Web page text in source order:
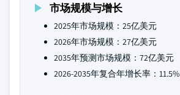
市场规模与增长
2025年市场规模：25亿美元
2026年市场规模：27亿美元
2035年预测市场规模：72亿美元
2026-2035年复合年增长率：11.5%